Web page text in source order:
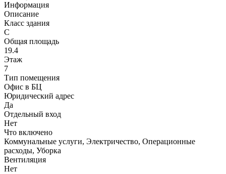
Информация
Описание
Класс здания
C
Общая площадь
19.4
Этаж
7
Тип помещения
Офис в БЦ
Юридический адрес
Да
Отдельный вход
Нет
Что включено
Коммунальные услуги, Электричество, Операционные
расходы, Уборка
Вентиляция
Нет